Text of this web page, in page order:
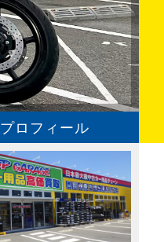
プロフィール